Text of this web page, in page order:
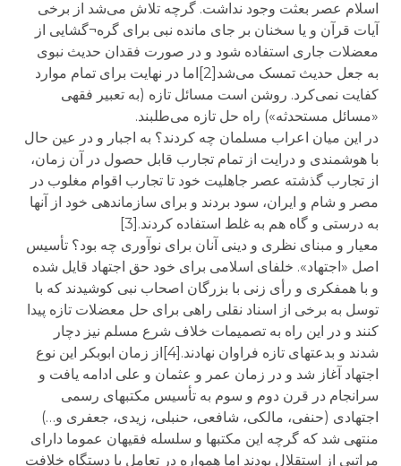
اسلام عصر بعثت وجود نداشت. گرچه تلاش می‌شد از برخی
آیات قرآن و یا سخنان بر جای مانده نبی برای گره¬گشایی از
معضلات جاری استفاده شود و در صورت فقدان حدیث نبوی
به جعل حدیث تمسک می‌شد[2]اما در نهایت برای تمام موارد
کفایت نمی‌کرد. روشن است مسائل تازه (به تعبیر فقهی
«مسائل مستحدثه») راه حل تازه می‌طلبند.
در این میان اعراب مسلمان چه کردند؟ به اجبار و در عین حال
با هوشمندی و درایت از تمام تجارب قابل حصول در آن زمان،
از تجارب گذشته عصر جاهلیت خود تا تجارب اقوام مغلوب در
مصر و شام و ایران، سود بردند و برای سازماندهی خود از آنها
به درستی و گاه هم به غلط استفاده کردند.[3]
معیار و مبنای نظری و دینی آنان برای نوآوری چه بود؟ تأسیس
اصل «اجتهاد». خلفای اسلامی برای خود حق اجتهاد قایل شده
و با همفکری و رأی زنی با بزرگان اصحاب نبی کوشیدند که با
توسل به برخی از اسناد نقلی راهی برای حل معضلات تازه پیدا
کنند و در این راه به تصمیمات خلاف شرع مسلم نیز دچار
شدند و بدعتهای تازه فراوان نهادند.[4]از زمان ابوبکر این نوع
اجتهاد آغاز شد و در زمان عمر و عثمان و علی ادامه یافت و
سرانجام در قرن دوم و سوم به تأسیس مکتبهای رسمی
اجتهادی (حنفی، مالکی، شافعی، حنبلی، زیدی، جعفری و…)
منتهی شد که گرچه این مکتبها و سلسله فقیهان عموما دارای
مراتبی از استقلال بودند اما همواره در تعامل با دستگاه خلافت